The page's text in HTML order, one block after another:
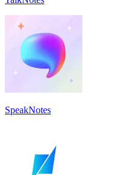
SpeakNotes